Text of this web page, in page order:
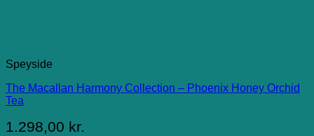
Speyside
The Macallan Harmony Collection – Phoenix Honey Orchid
Tea
1.298,00 kr.